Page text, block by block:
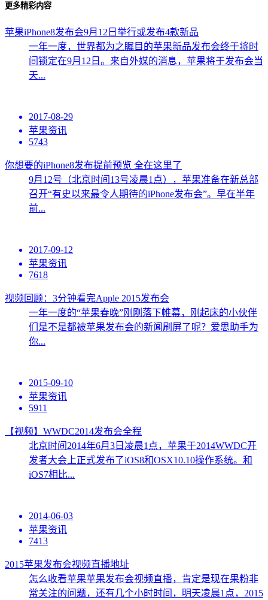
更多精彩内容
苹果iPhone8发布会9月12日举行或发布4款新品
一年一度，世界都为之瞩目的苹果新品发布会终于将时
间锁定在9月12日。来自外媒的消息，苹果将于发布会当
天...
2017-08-29
苹果资讯
5743
你想要的iPhone8发布提前预览 全在这里了
9月12号（北京时间13号凌晨1点），苹果准备在新总部
召开“有史以来最令人期待的iPhone发布会”。早在半年
前...
2017-09-12
苹果资讯
7618
视频回顾：3分钟看完Apple 2015发布会
一年一度的“苹果春晚”刚刚落下帷幕，刚起床的小伙伴
们是不是都被苹果发布会的新闻刷屏了呢？爱思助手为
你...
2015-09-10
苹果资讯
5911
【视频】WWDC2014发布会全程
北京时间2014年6月3日凌晨1点，苹果于2014WWDC开
发者大会上正式发布了iOS8和OSX10.10操作系统。和
iOS7相比...
2014-06-03
苹果资讯
7413
2015苹果发布会视频直播地址
怎么收看苹果苹果发布会视频直播，肯定是现在果粉非
常关注的问题，还有几个小时时间，明天凌晨1点，2015